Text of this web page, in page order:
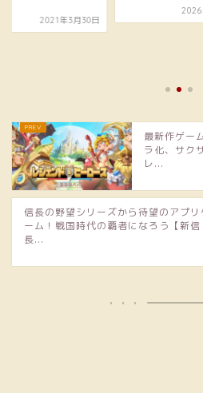
2022
最新作ゲー
ラ化、サク
レ...
信長の野望シリーズから待望のアプリ
ーム！戦国時代の覇者になろう【新信
長...